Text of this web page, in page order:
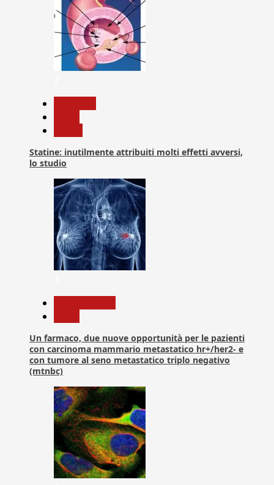
Statine: inutilmente attribuiti molti effetti avversi,
lo studio
Un farmaco, due nuove opportunità per le pazienti
con carcinoma mammario metastatico hr+/her2- e
con tumore al seno metastatico triplo negativo
(mtnbc)